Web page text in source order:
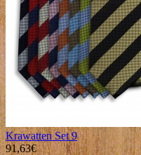
Krawatten Set 9
91,63€